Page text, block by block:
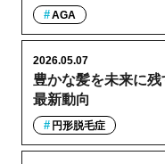
AGA
豊かな髪を未来に
最新動向
2026.05.07
円形脱毛症